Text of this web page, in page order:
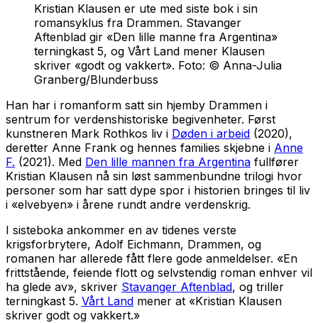
Kristian Klausen er ute med siste bok i sin
romansyklus fra Drammen. Stavanger
Aftenblad gir «Den lille manne fra Argentina»
terningkast 5, og Vårt Land mener Klausen
skriver «godt og vakkert». Foto: © Anna-Julia
Granberg/Blunderbuss
Han har i romanform satt sin hjemby Drammen i
sentrum for verdenshistoriske begivenheter. Først
kunstneren Mark Rothkos liv i Døden i arbeid (2020),
deretter Anne Frank og hennes families skjebne i Anne
F. (2021). Med Den lille mannen fra Argentina fullfører
Kristian Klausen nå sin løst sammenbundne trilogi hvor
personer som har satt dype spor i historien bringes til liv
i «elvebyen» i årene rundt andre verdenskrig.
I sisteboka ankommer en av tidenes verste
krigsforbrytere, Adolf Eichmann, Drammen, og
romanen har allerede fått flere gode anmeldelser. «En
frittstående, feiende flott og selvstendig roman enhver vil
ha glede av», skriver Stavanger Aftenblad, og triller
terningkast 5. Vårt Land mener at «Kristian Klausen
skriver godt og vakkert.»